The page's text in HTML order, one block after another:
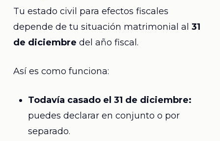
Tu estado civil para efectos fiscales
depende de tu situación matrimonial al 31
de diciembre del año fiscal.
Así es como funciona:
Todavía casado el 31 de diciembre:
puedes declarar en conjunto o por
separado.